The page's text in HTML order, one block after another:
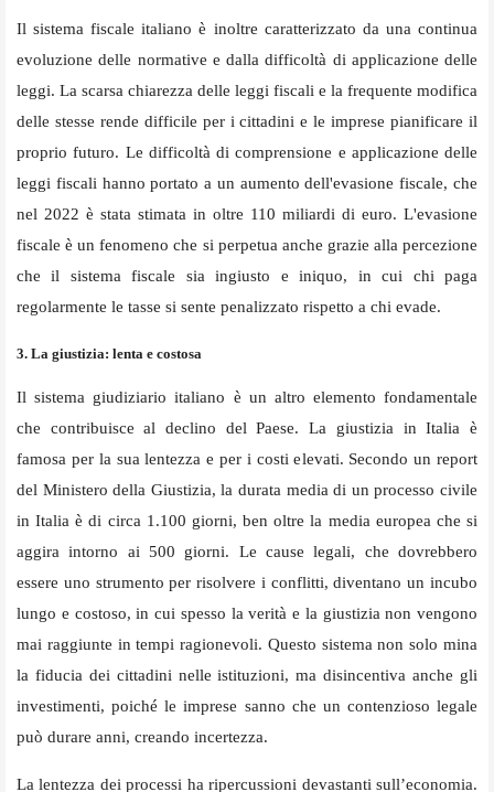
Il sistema fiscale italiano è inoltre caratterizzato da una continua
evoluzione delle normative e dalla difficoltà di applicazione delle
leggi. La scarsa chiarezza delle leggi fiscali e la frequente modifica
delle stesse rende difficile per i cittadini e le imprese pianificare il
proprio futuro. Le difficoltà di comprensione e applicazione delle
leggi fiscali hanno portato a un aumento dell'evasione fiscale, che
nel 2022 è stata stimata in oltre 110 miliardi di euro. L'evasione
fiscale è un fenomeno che si perpetua anche grazie alla percezione
che il sistema fiscale sia ingiusto e iniquo, in cui chi paga
regolarmente le tasse si sente penalizzato rispetto a chi evade.
3. La giustizia: lenta e costosa
Il sistema giudiziario italiano è un altro elemento fondamentale
che contribuisce al declino del Paese. La giustizia in Italia è
famosa per la sua lentezza e per i costi elevati. Secondo un report
del Ministero della Giustizia, la durata media di un processo civile
in Italia è di circa 1.100 giorni, ben oltre la media europea che si
aggira intorno ai 500 giorni. Le cause legali, che dovrebbero
essere uno strumento per risolvere i conflitti, diventano un incubo
lungo e costoso, in cui spesso la verità e la giustizia non vengono
mai raggiunte in tempi ragionevoli. Questo sistema non solo mina
la fiducia dei cittadini nelle istituzioni, ma disincentiva anche gli
investimenti, poiché le imprese sanno che un contenzioso legale
può durare anni, creando incertezza.
La lentezza dei processi ha ripercussioni devastanti sull’economia.